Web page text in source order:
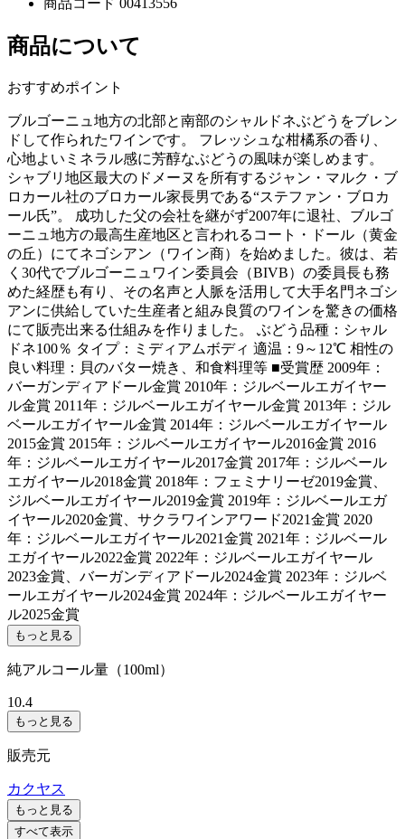
商品について
おすすめポイント
ブルゴーニュ地方の北部と南部のシャルドネぶどうをブレン
ドして作られたワインです。 フレッシュな柑橘系の香り、
心地よいミネラル感に芳醇なぶどうの風味が楽しめます。
シャブリ地区最大のドメーヌを所有するジャン・マルク・ブ
ロカール社のブロカール家長男である“ステファン・ブロカ
ール氏”。 成功した父の会社を継がず2007年に退社、ブルゴ
ーニュ地方の最高生産地区と言われるコート・ドール（黄金
の丘）にてネゴシアン（ワイン商）を始めました。彼は、若
く30代でブルゴーニュワイン委員会（BIVB）の委員長も務
めた経歴も有り、その名声と人脈を活用して大手名門ネゴシ
アンに供給していた生産者と組み良質のワインを驚きの価格
にて販売出来る仕組みを作りました。 ぶどう品種：シャル
ドネ100％ タイプ：ミディアムボディ 適温：9～12℃ 相性の
良い料理：貝のバター焼き、和食料理等 ■受賞歴 2009年：
バーガンディアドール金賞 2010年：ジルベールエガイヤー
ル金賞 2011年：ジルベールエガイヤール金賞 2013年：ジル
ベールエガイヤール金賞 2014年：ジルベールエガイヤール
2015金賞 2015年：ジルベールエガイヤール2016金賞 2016
年：ジルベールエガイヤール2017金賞 2017年：ジルベール
エガイヤール2018金賞 2018年：フェミナリーゼ2019金賞、
ジルベールエガイヤール2019金賞 2019年：ジルベールエガ
イヤール2020金賞、サクラワインアワード2021金賞 2020
年：ジルベールエガイヤール2021金賞 2021年：ジルベール
エガイヤール2022金賞 2022年：ジルベールエガイヤール
2023金賞、バーガンディアドール2024金賞 2023年：ジルベ
ールエガイヤール2024金賞 2024年：ジルベールエガイヤー
ル2025金賞
もっと見る
純アルコール量（100ml）
10.4
もっと見る
販売元
カクヤス
もっと見る
すべて表示